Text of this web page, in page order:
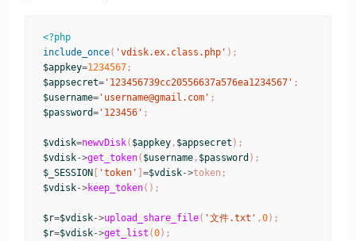
<?php
include_once( 'vdisk.ex.class.php' );
$appkey=1234567 ;
$appsecret= '123456739cc20556637a576ea1234567' ;
$username= 'username@gmail.com' ;
$password= '123456' ;
$vdisk=newvDisk( $appkey , $appsecret );
$vdisk->get_token( $username , $password );
$_SESSION [ 'token' ] =$vdisk->token ;
$vdisk->keep_token();
$r=$vdisk->upload_share_file( '文件.txt' ,0);
$r=$vdisk->get_list (0);